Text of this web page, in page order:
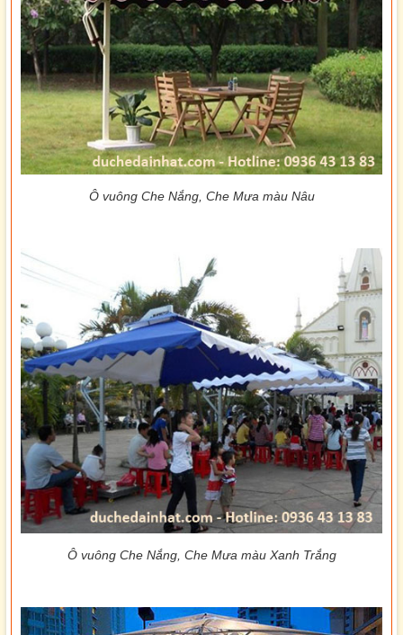
Ô vuông Che Nắng, Che Mưa màu Nâu
Ô vuông Che Nắng, Che Mưa màu Xanh Trắng